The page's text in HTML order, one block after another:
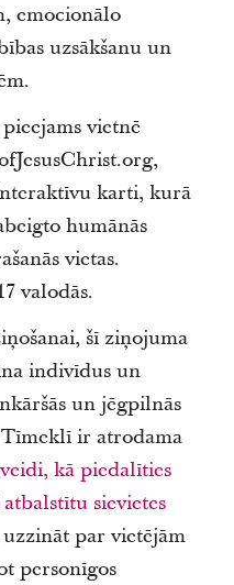
emocionālo
uzsākšanu un
vietnē
karti, kurā
humānās
vietas.
valodās.
šī ziņojuma
indivīdus un
un jēgpilnās
Tīmeklī ir atrodama
kā piedalīties
sievietes
par vietējām
personīgos